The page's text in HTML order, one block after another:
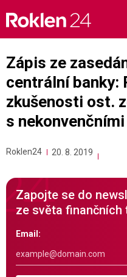
content
Zápis ze
centrální banky:
zkušenosti ost.
s
Roklen24 20. 8. 2019
Zapojte se do
ze světa finančních
Email: